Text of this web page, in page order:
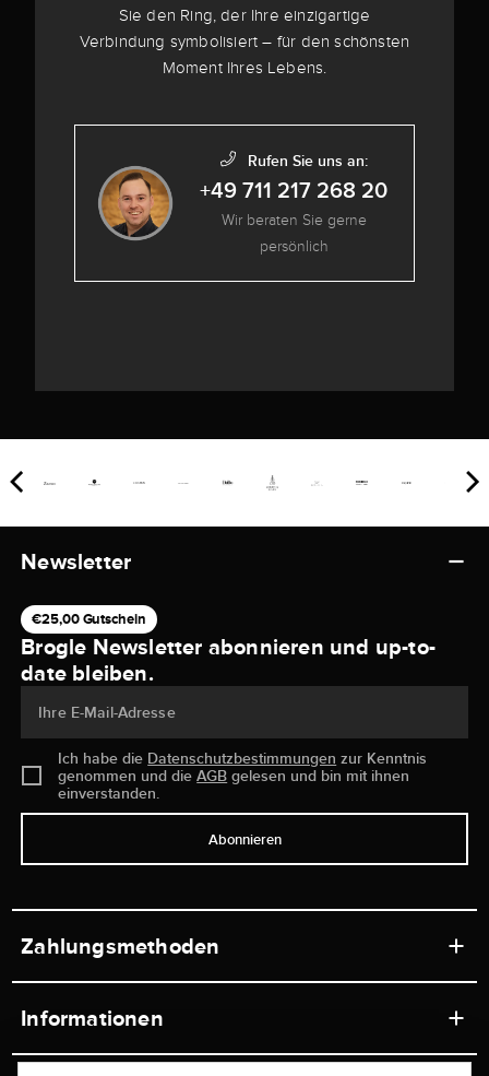
Sie den Ring, der Ihre einzigartige
Verbindung symbolisiert – für den schönsten
Moment Ihres Lebens.
Rufen Sie uns an:
+49 711 217 268 20
Wir beraten Sie gerne
persönlich
Newsletter
€25,00 Gutschein
Brogle Newsletter abonnieren und up-to-
date bleiben.
Ihre E-Mail-Adresse
Ich habe die Datenschutzbestimmungen zur Kenntnis
genommen und dieAGB gelesen und bin mit ihnen
einverstanden.
Abonnieren
Zahlungsmethoden
Informationen